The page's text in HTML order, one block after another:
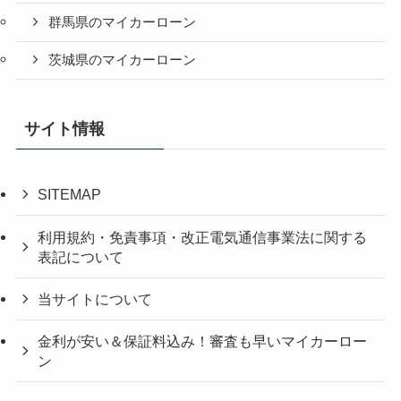
群馬県のマイカーローン
茨城県のマイカーローン
サイト情報
SITEMAP
利用規約・免責事項・改正電気通信事業法に関する
表記について
当サイトについて
金利が安い＆保証料込み！審査も早いマイカーロー
ン